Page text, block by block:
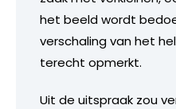
het beeld wordt
verschaling van het
terecht opmerkt.
Uit de uitspraak zou